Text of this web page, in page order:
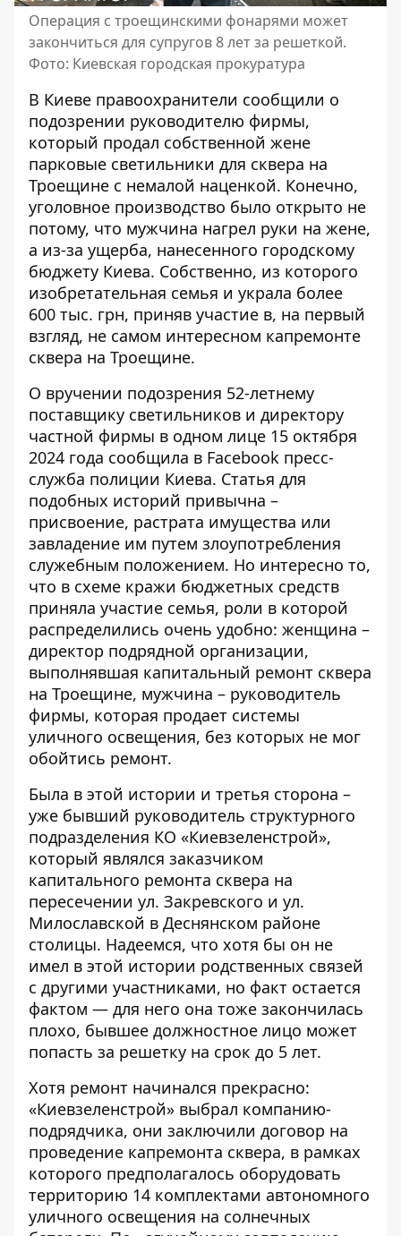
Операция с троещинскими фонарями может
закончиться для супругов 8 лет за решеткой.
Фото: Киевская городская прокуратура
В Киеве правоохранители сообщили о
подозрении руководителю фирмы,
который продал собственной жене
парковые светильники для сквера на
Троещине с немалой наценкой. Конечно,
уголовное производство было открыто не
потому, что мужчина нагрел руки на жене,
а из-за ущерба, нанесенного городскому
бюджету Киева. Собственно, из которого
изобретательная семья и украла более
600 тыс. грн, приняв участие в, на первый
взгляд, не самом интересном капремонте
сквера на Троещине.
О вручении подозрения 52-летнему
поставщику светильников и директору
частной фирмы в одном лице 15 октября
2024 года сообщила в Facebook пресс-
служба полиции Киева. Статья для
подобных историй привычна –
присвоение, растрата имущества или
завладение им путем злоупотребления
служебным положением. Но интересно то,
что в схеме кражи бюджетных средств
приняла участие семья, роли в которой
распределились очень удобно: женщина –
директор подрядной организации,
выполнявшая капитальный ремонт сквера
на Троещине, мужчина – руководитель
фирмы, которая продает системы
уличного освещения, без которых не мог
обойтись ремонт.
Была в этой истории и третья сторона –
уже бывший руководитель структурного
подразделения КО «Киевзеленстрой»,
который являлся заказчиком
капитального ремонта сквера на
пересечении ул. Закревского и ул.
Милославской в ​​Деснянском районе
столицы. Надеемся, что хотя бы он не
имел в этой истории родственных связей
с другими участниками, но факт остается
фактом — для него она тоже закончилась
плохо, бывшее должностное лицо может
попасть за решетку на срок до 5 лет.
Хотя ремонт начинался прекрасно:
«Киевзеленстрой» выбрал компанию-
подрядчика, они заключили договор на
проведение капремонта сквера, в рамках
которого предполагалось оборудовать
территорию 14 комплектами автономного
уличного освещения на солнечных